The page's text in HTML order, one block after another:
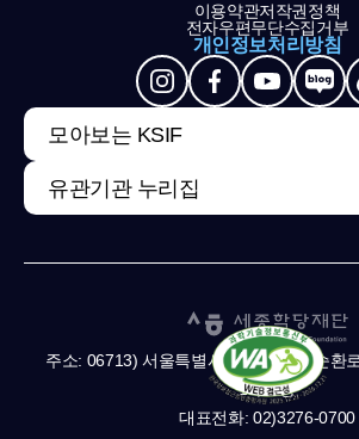
이용약관저작권정책
전자우편무단수집거부
개인정보처리방침
모아보는 KSIF
유관기관 누리집
주소: 06713) 서울특별시 서초구 남부순환
11,13층
대표전화: 02)3276-0700